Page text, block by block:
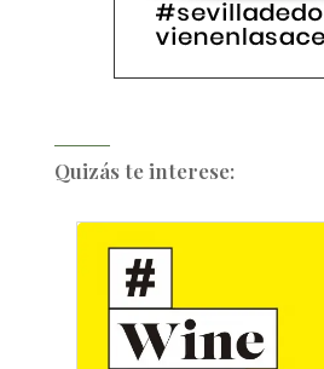
Quizás te interese: